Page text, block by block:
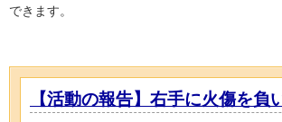
できます。
【活動の報告】右手に火傷を負